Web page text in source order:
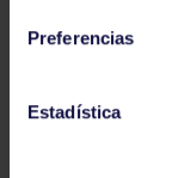
Preferencias
Estadística
Baloncesto